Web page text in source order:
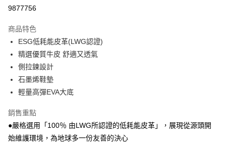
付款後門市自取
每筆NT$80，滿NT$699(含以上)免運費
跨境配送 港澳、新馬
9877756
商品特色
ESG低耗能皮革(LWG認證)
精選優質牛皮 舒適又透氣
側拉鍊設計
石墨烯鞋墊
輕量高彈EVA大底
銷售重點
●嚴格選用「100％ 由LWG所認證的低耗能皮革」，展現從源頭開
始維護環境，為地球多一份友善的決心